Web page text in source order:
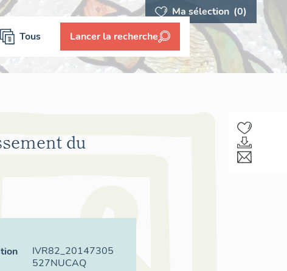
Ma sélection (0)
Tous Lancer la recherche
du
IVR82_20147305
527NUCAQ